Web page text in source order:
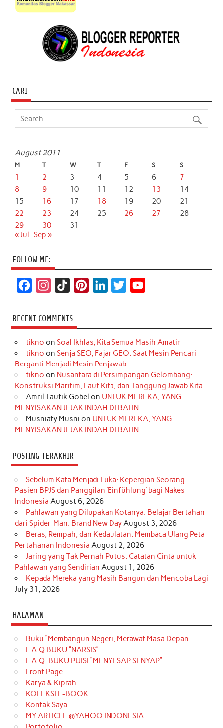
CARI
August 2011
M T W T F S S
1 2 3 4 5 6
7
8
9 10 11 12 13
14
15
16 17 18 19 20
21
22
23 24 25 26 27
28
29
30
31
« Jul
Sep »
FOLLOW ME:
c
e
b
o
k
s
t
a
r
a
m
k
T
o
k
t
e
r
e
s
t
k
e
d
I
n
t
t
r
T
u
e
RECENT COMMENTS
tikno on Soal Ikhlas, Kita Semua Masih Amatir
tikno on Senja SEO, Fajar GEO: Saat Mesin Pencari
Berganti Menjadi Mesin Penjawab
tikno on Nusantara di Persimpangan Gelombang:
Konstruksi Maritim, Laut Kita, dan Tanggung Jawab Kita
Amril Taufik Gobel on UNTUK MEREKA, YANG
MENYISAKAN JEJAK INDAH DI BATIN
Musniaty Musni on UNTUK MEREKA, YANG
MENYISAKAN JEJAK INDAH DI BATIN
POSTING TERAKHIR
Sebelum Kata Menjadi Luka: Kepergian Seorang
Pasien BPJS dan Panggilan ‘Einfühlung’ bagi Nakes
Indonesia August 6, 2026
Pahlawan yang Dilupakan Kotanya: Belajar Bertahan
dari Spider-Man: Brand New DayAugust 3, 2026
Beras, Rempah, dan Kedaulatan: Membaca Ulang Peta
Pertahanan Indonesia August 2, 2026
Jaring yang Tak Pernah Putus: Catatan Cinta untuk
Pahlawan yang Sendirian August 1, 2026
Kepada Mereka yang Masih Bangun dan Mencoba Lagi
July 31, 2026
HALAMAN
Buku “Membangun Negeri, Merawat Masa Depan
F.A.Q BUKU “NARSIS”
F.A.Q. BUKU PUISI “MENYESAP SENYAP”
Front Page
Karya & Kiprah
KOLEKSI E-BOOK
Kontak Saya
MY ARTICLE @YAHOO INDONESIA